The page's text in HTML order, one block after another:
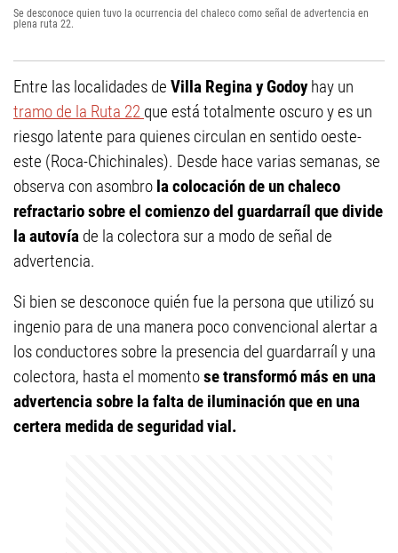
Se desconoce quien tuvo la ocurrencia del chaleco como señal de advertencia en
plena ruta 22.
Entre las localidades de Villa Regina y Godoyhay un
tramo de la Ruta 22 que está totalmente oscuro y es un
riesgo latente para quienes circulan en sentido oeste-
este (Roca-Chichinales). Desde hace varias semanas, se
observa con asombro la colocación de un chaleco
refractario sobre el comienzo del guardarraíl que divide
la autovía de la colectora sur a modo de señal de
advertencia.
Si bien se desconoce quién fue la persona que utilizó su
ingenio para de una manera poco convencional alertar a
los conductores sobre la presencia del guardarraíl y una
colectora, hasta el momentose transformó más en una
advertencia sobre la falta de iluminación que en una
certera medida de seguridad vial.